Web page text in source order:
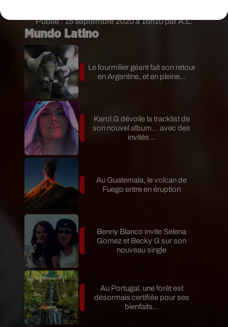
Publié : 15 septembre 2020 à 16h10 par A.L.
Mundo Latino
Le fourmilier géant fait son retour
en Argentine, et en pleine...
Karol G dévoile la tracklist de
son nouvel album… avec des
invités...
Au Guatemala, le volcan de
Fuego entre en éruption
Benny Blanco invite Selena
Gomez et Becky G sur son
nouveau single
Au Portugal, une forêt est
désormais certifiée pour ses
bienfaits...